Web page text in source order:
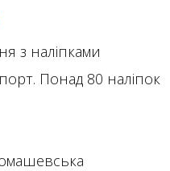
з наліпками
Понад 80 наліпок